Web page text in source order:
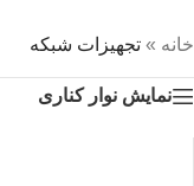
خانه » تجهیزات شبکه
نمایش نوار کناری